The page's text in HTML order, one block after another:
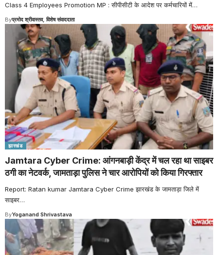
Class 4 Employees Promotion MP : सीपीसीटी के आदेश पर कर्मचारियों में…
Byप्रमोद श्रीवास्तव, विशेष संवाददाता
झारखंड
Jamtara Cyber Crime: आंगनबाड़ी केंद्र में चल रहा था साइबर
ठगी का नेटवर्क, जामताड़ा पुलिस ने चार आरोपियों को किया गिरफ्तार
Report: Ratan kumar Jamtara Cyber Crime झारखंड के जामताड़ा जिले में
साइबर…
ByYoganand Shrivastava